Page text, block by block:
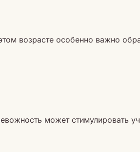
возрасте особенно важно
может стимулировать